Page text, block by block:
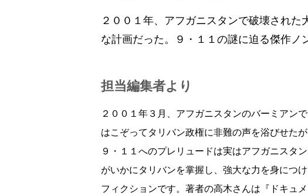
２００１年、アフガニスタンで破壊された
な計画だった。９・１１の謎に迫る傑作ノ
担当編集者より
２００１年３月、アフガニスタンのバーミアン
はこぞってタリバン政権に非難の声を浴びせた
９・１１へのプレリュードは実はアフガニスタ
がいかにタリバンを掌握し、強大な力を身につ
フィクションです。著者の高木さんは『ドキュ